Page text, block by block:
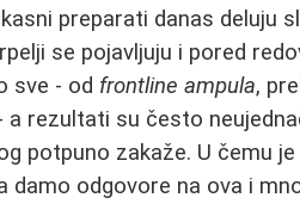
preparati danas deluju
se pojavljuju i pored
sve - od frontline ampula,
a rezultati su često
potpuno zakaže. U čemu
damo odgovore na ova i